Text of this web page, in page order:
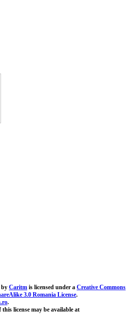
by Caritm is licensed under a Creative Commons
3.0 Romania License.
.
license may be available at